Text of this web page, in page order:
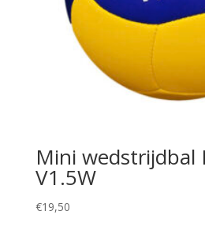
Mini wedstrijdbal
V1.5W
€19,50